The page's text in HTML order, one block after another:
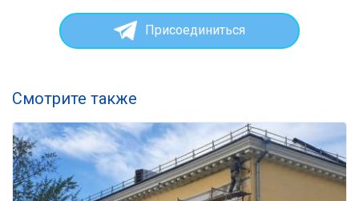
Присоединиться
Смотрите также